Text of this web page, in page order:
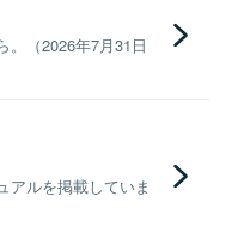
。（2026年7月31日
アルを掲載していま